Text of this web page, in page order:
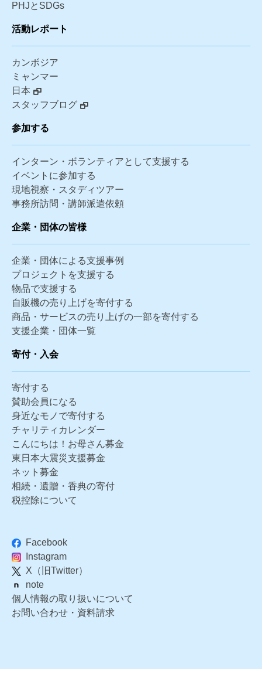
PHJとSDGs
活動レポート
カンボジア
ミャンマー
日本
スタッフブログ
参加する
インターン・ボランティアとして支援する
イベントに参加する
現地視察・スタディツアー
事務所訪問・講師派遣依頼
企業・団体の皆様
企業・団体による支援事例
プロジェクトを支援する
物品で支援する
自販機の売り上げを寄付する
商品・サービスの売り上げの一部を寄付する
支援企業・団体一覧
寄付・入会
寄付する
賛助会員になる
身近なモノで寄付する
チャリティカレンダー
こんにちは！お母さん募金
東日本大震災支援募金
ネット募金
相続・遺贈・香典の寄付
税控除について
Facebook
Instagram
X（旧Twitter）
note
個人情報の取り扱いについて
お問い合わせ・資料請求